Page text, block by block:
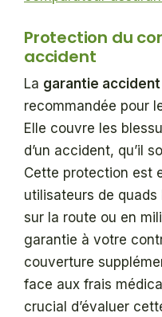
Protection du
accident
La garantie accident
recommandée pour
Elle couvre les
d’un accident, qu’il
Cette protection est
utilisateurs de
sur la route ou en
garantie à votre
couverture
face aux frais
crucial d’évaluer